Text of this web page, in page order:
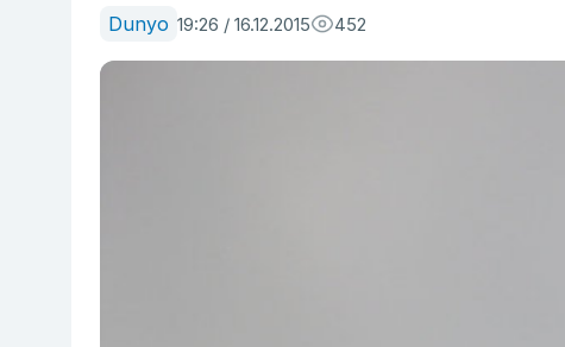
Dunyo 19:26 / 16.12.2015 452